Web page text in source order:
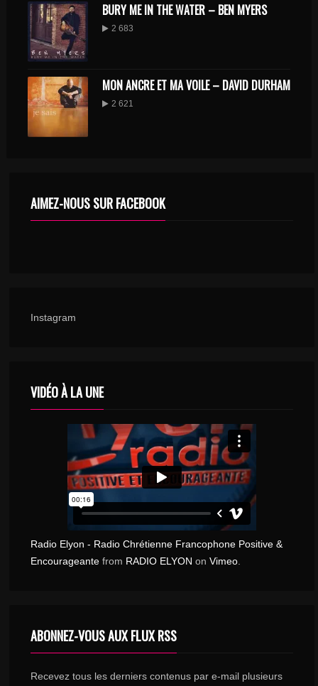
BURY ME IN THE WATER – BEN MYERS
2 683
MON ANCRE ET MA VOILE – DAVID DURHAM
2 621
AIMEZ-NOUS SUR FACEBOOK
Instagram
VIDÉO À LA UNE
Radio Elyon - Radio Chrétienne Francophone Positive &
Encourageante from RADIO ELYON onVimeo
ABONNEZ-VOUS AUX FLUX RSS
Recevez tous les derniers contenus par e-mail plusieurs